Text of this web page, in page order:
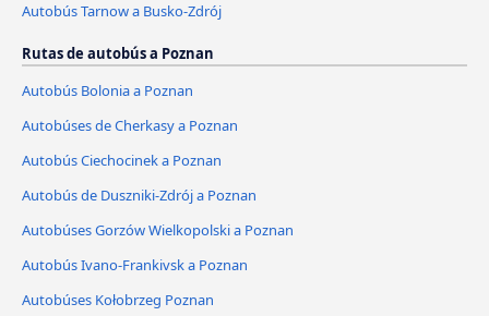
Autobús Tarnow a Busko-Zdrój
Rutas de autobús a Poznan
Autobús Bolonia a Poznan
Autobúses de Cherkasy a Poznan
Autobús Ciechocinek a Poznan
Autobús de Duszniki-Zdrój a Poznan
Autobúses Gorzów Wielkopolski a Poznan
Autobús Ivano-Frankivsk a Poznan
Autobúses Kołobrzeg Poznan